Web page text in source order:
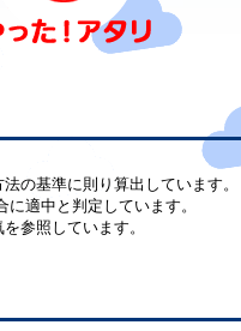
の基準に則り算出しています。
に適中と判定しています。
参照しています。